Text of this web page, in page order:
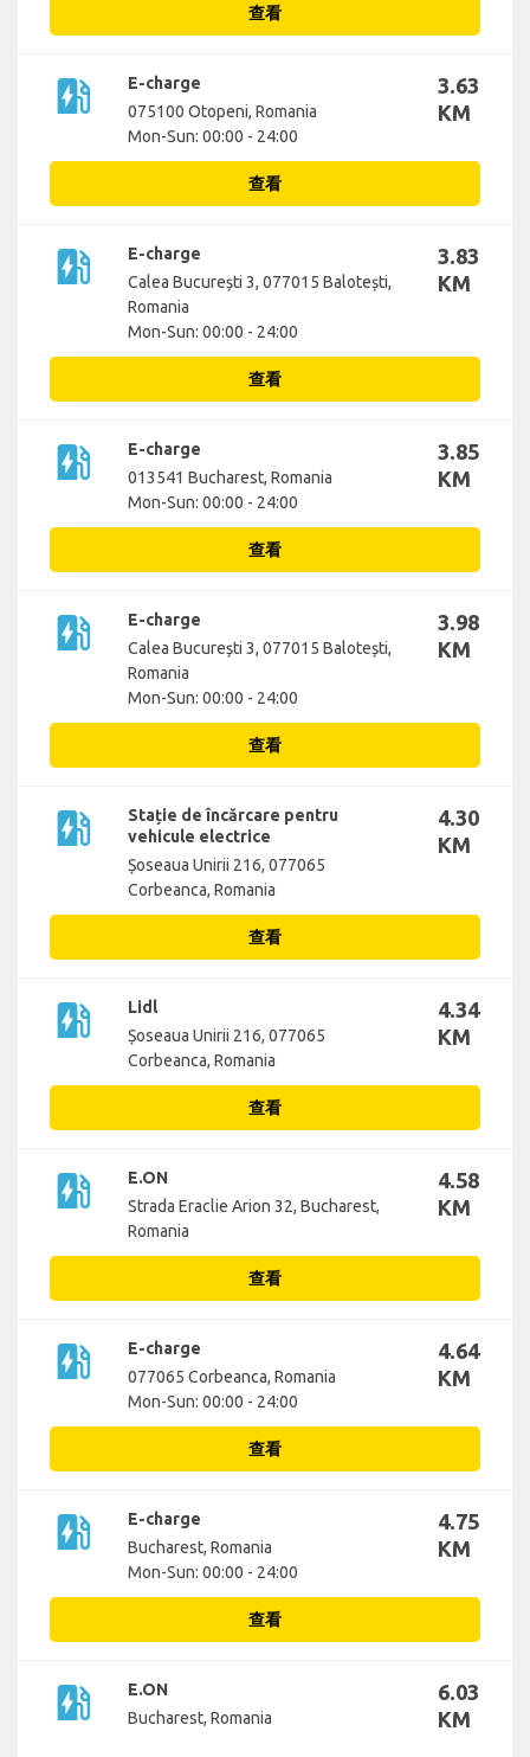
查看
ev_station
E-charge
075100 Otopeni, Romania
Mon-Sun: 00:00 - 24:00
3.63
KM
查看
ev_station
E-charge
Calea București 3, 077015 Balotești,
Romania
Mon-Sun: 00:00 - 24:00
3.83
KM
查看
ev_station
E-charge
013541 Bucharest, Romania
Mon-Sun: 00:00 - 24:00
3.85
KM
查看
ev_station
E-charge
Calea București 3, 077015 Balotești,
Romania
Mon-Sun: 00:00 - 24:00
3.98
KM
查看
ev_station
Stație de încărcare pentru
vehicule electrice
Șoseaua Unirii 216, 077065
Corbeanca, Romania
4.30
KM
查看
ev_station
Lidl
Șoseaua Unirii 216, 077065
Corbeanca, Romania
4.34
KM
查看
ev_station
E.ON
Strada Eraclie Arion 32, Bucharest,
Romania
4.58
KM
查看
ev_station
E-charge
077065 Corbeanca, Romania
Mon-Sun: 00:00 - 24:00
4.64
KM
查看
ev_station
E-charge
Bucharest, Romania
Mon-Sun: 00:00 - 24:00
4.75
KM
查看
ev_station
E.ON
Bucharest, Romania
6.03
KM